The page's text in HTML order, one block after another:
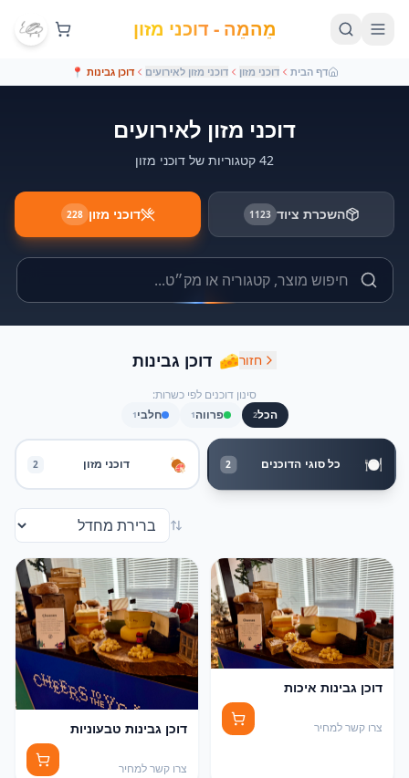
מֵהמֵה - דוכני מזון
דף הבית דוכני מזון דוכני מזון לאירועים דוכן גבינות 📍
דוכני מזון לאירועים
42 קטגוריות של דוכני מזון
השכרת ציוד 1123 דוכני מזון 228
חזור🧀 דוכן גבינות
סינון דוכנים לפי כשרות:
הכל2 פרווה1 חלבי1
🍽️ כל סוגי הדוכנים 2
🍖 דוכני מזון 2
דוכן גבינות איכות
צרו קשר למחיר דוכן גבינות טבעוניות
צרו קשר למחיר